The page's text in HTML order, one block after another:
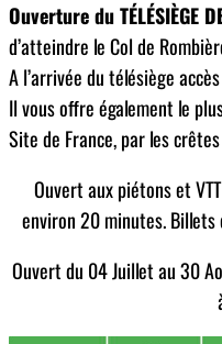
Ouverture du TÉLÉSIÈGE
d’atteindre le Col de
A l’arrivée du télésiège
Il vous offre également le
Site de France, par les
Ouvert aux piétons et
environ 20 minutes.
Ouvert du 04 Juillet au 30